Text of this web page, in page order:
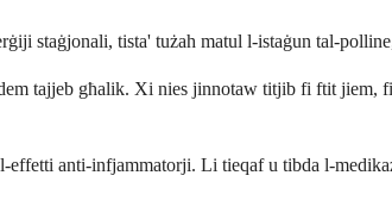
staġjonali, tista' tużah matul l-istaġun tal-
tajjeb għalik. Xi nies jinnotaw titjib fi ftit jiem,
anti-infjammatorji. Li tieqaf u tibda l-